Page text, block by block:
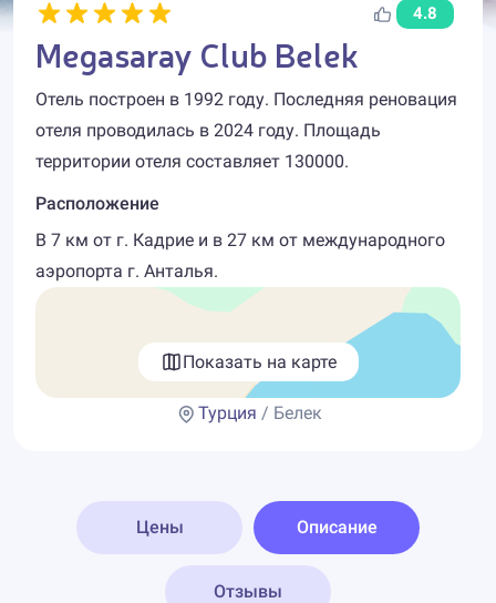
4.8
Megasaray Club Belek
Отель построен в 1992 году. Последняя реновация
отеля проводилась в 2024 году. Площадь
территории отеля составляет 130000.
Расположение
В 7 км от г. Кадрие и в 27 км от международного
аэропорта г. Анталья.
Показать на карте
Турция / Белек
Цены Описание
Отзывы